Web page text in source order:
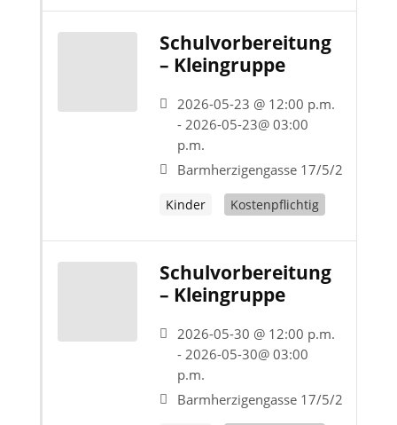
Schulvorbereitung
– Kleingruppe
2026-05-23 @ 12:00 p.m.
- 2026-05-23@ 03:00
p.m.
Barmherzigengasse 17/5/2
Kinder Kostenpflichtig
Schulvorbereitung
– Kleingruppe
2026-05-30 @ 12:00 p.m.
- 2026-05-30@ 03:00
p.m.
Barmherzigengasse 17/5/2